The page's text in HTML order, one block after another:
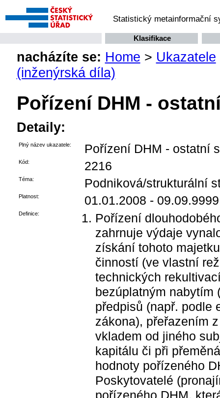
Statistický metainformační
Klasifikace
nacházíte se: Home > Ukazatele
(inženýrská díla)
Pořízení DHM -
Detaily:
Plný název ukazatele: Pořízení DHM - ostatní
Kód: 2216
Téma: Podniková/strukturální
Platnost: 01.01.2008 - 09.09.9999
Definice:
Pořízení
zahrnuje výdaje
získání tohoto
činností (ve vlastní
technických
bezúplatným nabytím
předpisů (např. podle
zákona), přeřazením
vkladem od jiného
kapitálu či při
hodnoty pořízeného
Poskytovatelé
pořízeného DHM,